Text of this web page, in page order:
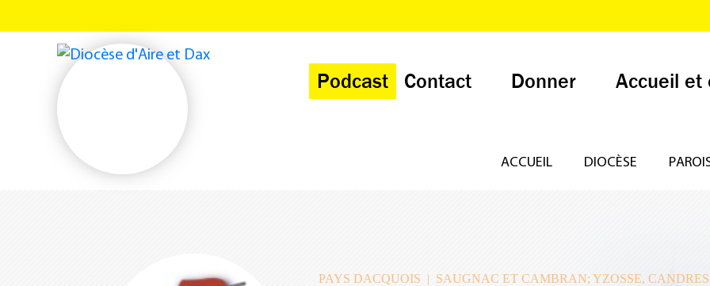
Podcast Contact Donner Accueil et
ACCUEIL DIOCÈSE
PAYS DACQUOIS | SAUGNAC ET CAMBRAN; YZOSSE,